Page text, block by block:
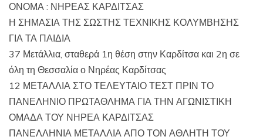
ΟΝΟΜΑ : ΝΗΡΕΑΣ ΚΑΡΔΙΤΣΑΣ
Η ΣΗΜΑΣΙΑ ΤΗΣ ΣΩΣΤΗΣ ΤΕΧΝΙΚΗΣ ΚΟΛΥΜΒΗΣΗΣ
ΓΙΑ ΤΑ ΠΑΙΔΙΑ
37 Μετάλλια, σταθερά 1η θέση στην Καρδίτσα και 2η σε
όλη τη Θεσσαλία ο Νηρέας Καρδίτσας
12 ΜΕΤΑΛΛΙΑ ΣΤΟ ΤΕΛΕΥΤΑΙΟ ΤΕΣΤ ΠΡΙΝ ΤΟ
ΠΑΝΕΛΗΝΙΟ ΠΡΩΤΑΘΛΗΜΑ ΓΙΑ ΤΗΝ ΑΓΩΝΙΣΤΙΚΗ
ΟΜΑΔΑ ΤΟΥ ΝΗΡΕΑ ΚΑΡΔΙΤΣΑΣ
ΠΑΝΕΛΛΗΝΙΑ ΜΕΤΑΛΛΙΑ ΑΠΟ ΤΟΝ ΑΘΛΗΤΗ ΤΟΥ